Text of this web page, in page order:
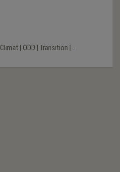
Climat| ODD Transition ...